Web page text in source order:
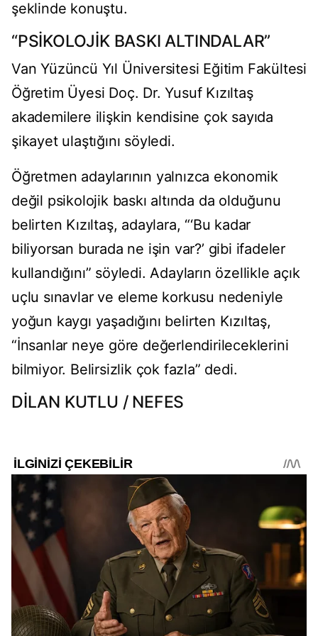
şeklinde konuştu.
“PSİKOLOJİK BASKI ALTINDALAR”
Van Yüzüncü Yıl Üniversitesi Eğitim Fakültesi
Öğretim Üyesi Doç. Dr. Yusuf Kızıltaş
akademilere ilişkin kendisine çok sayıda
şikayet ulaştığını söyledi.
Öğretmen adaylarının yalnızca ekonomik
değil psikolojik baskı altında da olduğunu
belirten Kızıltaş, adaylara, “‘Bu kadar
biliyorsan burada ne işin var?’ gibi ifadeler
kullandığını” söyledi. Adayların özellikle açık
uçlu sınavlar ve eleme korkusu nedeniyle
yoğun kaygı yaşadığını belirten Kızıltaş,
“İnsanlar neye göre değerlendirileceklerini
bilmiyor. Belirsizlik çok fazla” dedi.
DİLAN KUTLU / NEFES